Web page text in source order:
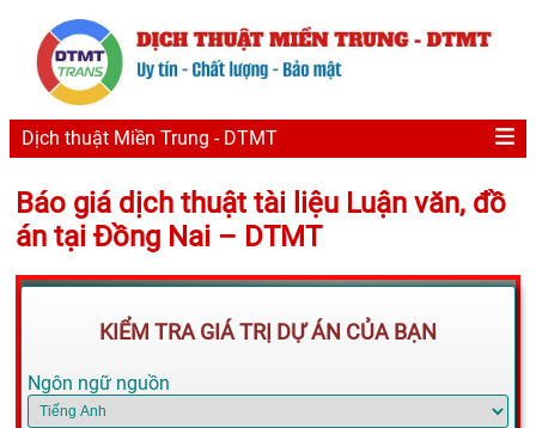
Dịch thuật Miền Trung - DTMT
Báo giá dịch thuật tài liệu Luận văn, đồ
án tại Đồng Nai – DTMT
KIỂM TRA GIÁ TRỊ DỰ ÁN CỦA BẠN
Ngôn ngữ nguồn